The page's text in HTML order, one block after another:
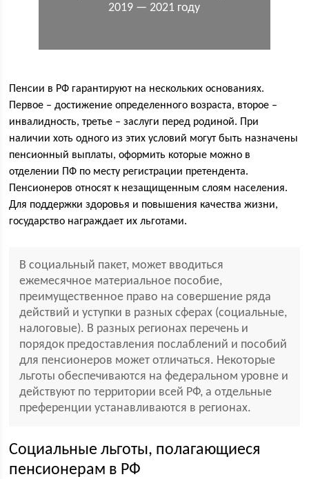
2019 — 2021 году
Пенсии в РФ гарантируют на нескольких основаниях.
Первое – достижение определенного возраста, второе –
инвалидность, третье – заслуги перед родиной. При
наличии хоть одного из этих условий могут быть назначены
пенсионный выплаты, оформить которые можно в
отделении ПФ по месту регистрации претендента.
Пенсионеров относят к незащищенным слоям населения.
Для поддержки здоровья и повышения качества жизни,
государство награждает их льготами.
В социальный пакет, может вводиться
ежемесячное материальное пособие,
преимущественное право на совершение ряда
действий и уступки в разных сферах (социальные,
налоговые). В разных регионах перечень и
порядок предоставления послаблений и пособий
для пенсионеров может отличаться. Некоторые
льготы обеспечиваются на федеральном уровне и
действуют по территории всей РФ, а отдельные
преференции устанавливаются в регионах.
Социальные льготы, полагающиеся
пенсионерам в РФ